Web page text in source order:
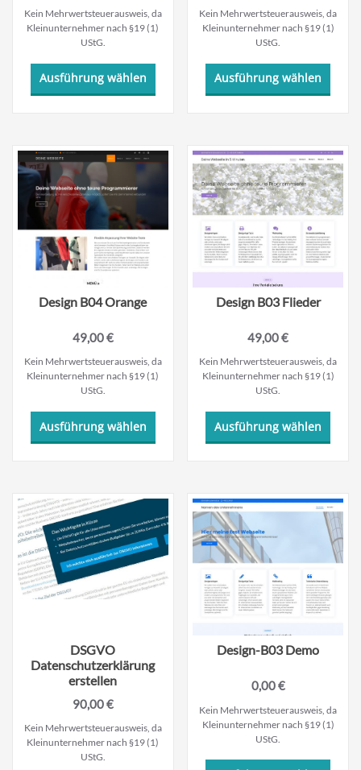
Kein Mehrwertsteuerausweis, da
Kleinunternehmer nach §19 (1)
UStG.
Ausführung wählen
Dieses
weist
auf.
Die
Optionen
der
Produktseite
Kein Mehrwertsteuerausweis, da
Kleinunternehmer nach §19 (1)
UStG.
Ausführung wählen
Dieses
weist
auf.
Die
auf
Design B04 Orange
49,00€
Kein Mehrwertsteuerausweis, da
Kleinunternehmer nach §19 (1)
UStG.
Ausführung wählen
Dieses
weist
auf.
Die
Optionen
können
auf
der
Produktseite
Design B03 Flieder
49,00€
Kein Mehrwertsteuerausweis, da
Kleinunternehmer nach §19 (1)
UStG.
Ausführung wählen
Dieses
weist
auf.
Die
auf
DSGVO
Datenschutzerklärung
erstellen
90,00€
Kein Mehrwertsteuerausweis, da
Kleinunternehmer nach §19 (1)
UStG.
Design-B03 Demo
0,00€
Kein Mehrwertsteuerausweis, da
Kleinunternehmer nach §19 (1)
UStG.
Dieses